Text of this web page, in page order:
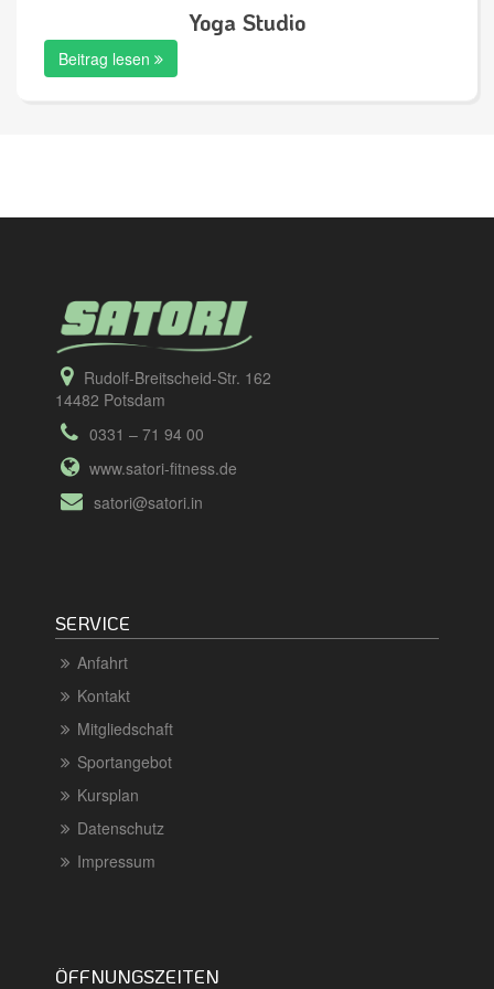
Yoga Studio
Beitrag lesen
Rudolf-Breitscheid-Str. 162
14482 Potsdam
0331 – 71 94 00
www.satori-fitness.de
satori@satori.in
SERVICE
Anfahrt
Kontakt
Mitgliedschaft
Sportangebot
Kursplan
Datenschutz
Impressum
ÖFFNUNGSZEITEN